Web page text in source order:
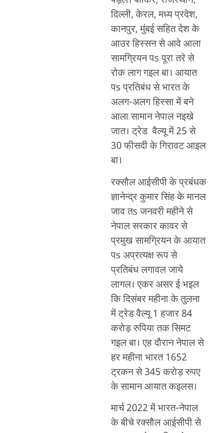
दिल्ली, केरल, मध्य प्रदेश,
कानपुर, मुंबई सहित देश के
आउर हिस्सन से आवे आला
सामग्रियन पs पूरा तरे से
रोक लाग गइल बा। आयात
पs प्रतिबंध से भारत के
अलग-अलग हिस्सा में बने
आला सामान नेपाल नइखे
जात। ट्रेड वैल्यू में 25 से
30 फीसदी के गिरावट आइल
बा।
रक्साैल आईसीपी के प्रबंधक
ज्ञानेन्द्र कुमार सिंह के मानल
जाव तs जनवरी महीने से
नेपाल सरकार कावर से
प्रमुख सामग्रियन के आयात
पs अप्रत्यक्ष रूप से
प्रतिबंध लगावल जाये
लागल। एकर असर ई भइल
कि दिसंबर महीना के तुलना
में ट्रेड वैल्यू 1 हजार 84
कराेड़ रुपिया तक सिमट
गइल बा। एह दाैरान नेपाल से
हर महीना भारत 1652
ट्रकन से 345 कराेड़ रुपए
के सामान आयात कइलस।
मार्च 2022 में भारत-नेपाल
के बीचे रक्साैल आईसीपी से